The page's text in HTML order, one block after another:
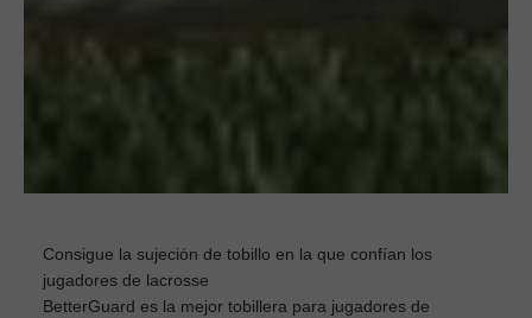
Consigue la sujeción de tobillo en la que confían los
jugadores de lacrosse
BetterGuard es la mejor tobillera para jugadores de